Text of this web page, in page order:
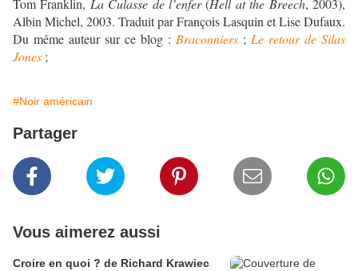
Tom Franklin, La Culasse de l’enfer(Hell at the Breech, 2003),
Albin Michel, 2003. Traduit par François Lasquin et Lise Dufaux.
Du même auteur sur ce blog : Braconniers ; Le retour de Silas
Jones ;
#Noir américain
Partager
Vous aimerez aussi
Croire en quoi ? de Richard Krawiec